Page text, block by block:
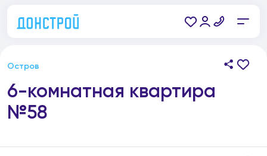
Остров
6-комнатная квартира
№58